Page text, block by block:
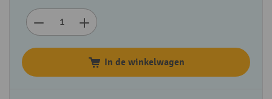
In de winkelwagen